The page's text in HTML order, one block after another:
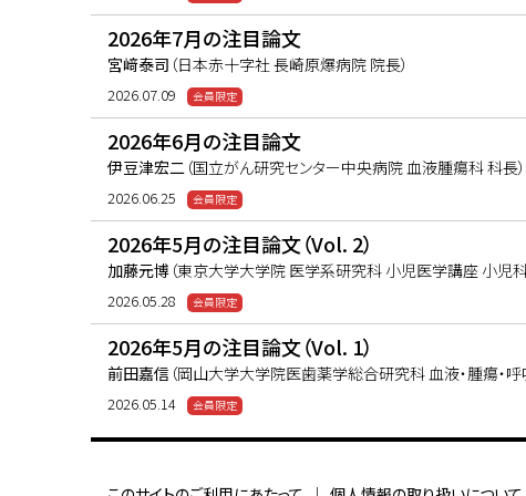
2026年7月の注目論文
宮﨑泰司 （日本赤十字社 長崎原爆病院 院長）
2026.07.09
2026年6月の注目論文
伊豆津宏二 （国立がん研究センター中央病院 血液腫瘍科 科長）
2026.06.25
2026年5月の注目論文（Vol. 2）
加藤元博 （東京大学大学院 医学系研究科 小児医学講座 小児
2026.05.28
2026年5月の注目論文（Vol. 1）
前田嘉信 （岡山大学大学院医歯薬学総合研究科 血液・腫瘍・呼
2026.05.14